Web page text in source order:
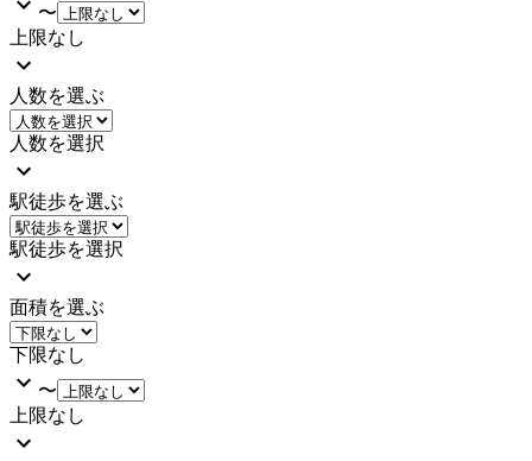
〜
上限なし
人数を選ぶ
人数を選択
駅徒歩を選ぶ
駅徒歩を選択
面積を選ぶ
下限なし
〜
上限なし